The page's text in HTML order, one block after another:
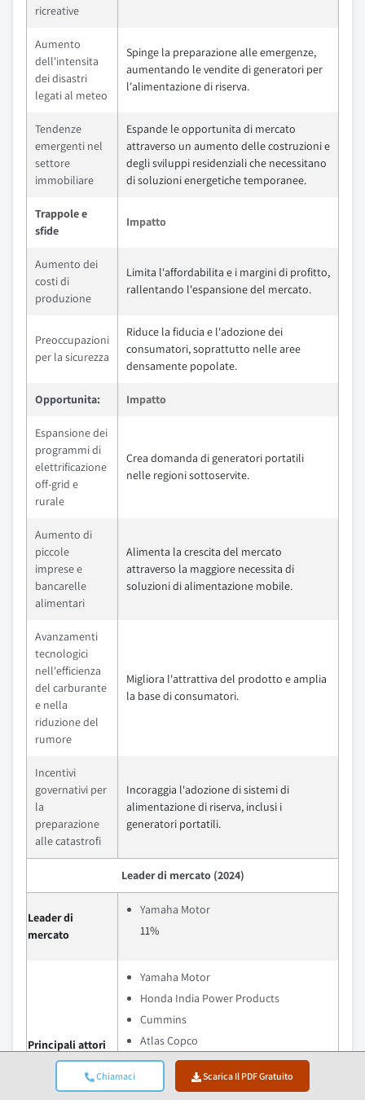
Chiamaci Scarica Il PDF Gratuito
ricreative
Aumento
dell'intensita
dei disastri
legati al meteo
Spinge la preparazione alle emergenze,
aumentando le vendite di generatori per
l'alimentazione di riserva.
Tendenze
emergenti nel
settore
immobiliare
Espande le opportunita di mercato
attraverso un aumento delle costruzioni e
degli sviluppi residenziali che necessitano
di soluzioni energetiche temporanee.
Trappole e
sfide
Impatto
Aumento dei
costi di
produzione
Limita l'affordabilita e i margini di profitto,
rallentando l'espansione del mercato.
Preoccupazioni
per la sicurezza
Riduce la fiducia e l'adozione dei
consumatori, soprattutto nelle aree
densamente popolate.
Opportunita: Impatto
Espansione dei
programmi di
elettrificazione
off-grid e
rurale
Crea domanda di generatori portatili
nelle regioni sottoservite.
Aumento di
piccole
imprese e
bancarelle
alimentari
Alimenta la crescita del mercato
attraverso la maggiore necessita di
soluzioni di alimentazione mobile.
Avanzamenti
tecnologici
nell'efficienza
del carburante
e nella
riduzione del
rumore
Migliora l'attrattiva del prodotto e amplia
la base di consumatori.
Incentivi
governativi per
la
preparazione
alle catastrofi
Incoraggia l'adozione di sistemi di
alimentazione di riserva, inclusi i
generatori portatili.
Leader di mercato (2024)
Leader di
mercato
Yamaha Motor
11%
Principali attori
Yamaha Motor
Honda India Power Products
Cummins
Atlas Copco
DEWALT
Quota di mercato collettiva nel 2024 e